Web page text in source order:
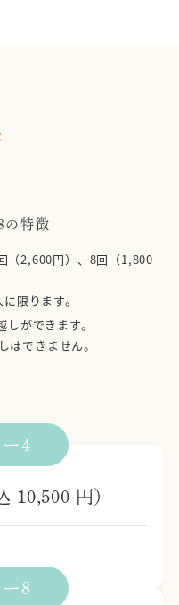
の特徴
（2,600円）、8回（1,800
限ります。
ができます。
できません。
4
10,500 円）
場合は、それ以降は
8